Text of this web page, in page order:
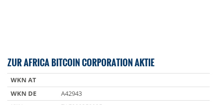
ZUR AFRICA BITCOIN CORPORATION AKTIE
WKN AT
WKN DE
A42943